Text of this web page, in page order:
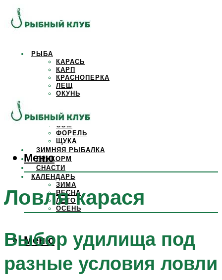
РЫБА
КАРАСЬ
КАРП
КРАСНОПЕРКА
ЛЕЩ
ОКУНЬ
САЗАН
СОМ
ФОРЕЛЬ
ЩУКА
ЗИМНЯЯ РЫБАЛКА
ПРИКОРМ
СНАСТИ
КАЛЕНДАРЬ
ЗИМА
ВЕСНА
ЛЕТО
ОСЕНЬ
Меню
Меню
Ловля карася
Выбор удилища под
разные условия ловли